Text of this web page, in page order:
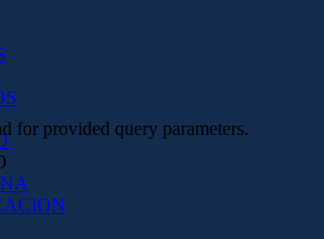
for provided query parameters.